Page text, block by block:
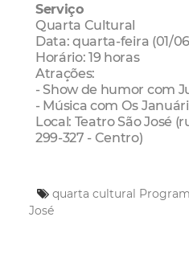
Serviço
Quarta Cultural
Data: quarta-feira (01/
Horário: 19 horas
Atrações:
- Show de humor com
- Música com Os
Local: Teatro São José
299-327 - Centro)
quarta cultural
José